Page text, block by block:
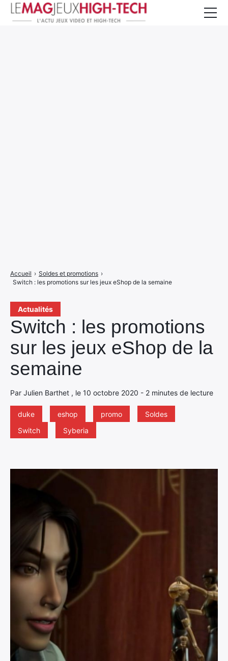
Actualités
Switch : les promotions
sur les jeux eShop de la
semaine
Par Julien Barthet , le 10 octobre 2020 - 2 minutes de lecture
duke eshop promo
Soldes
Switch
Syberia
Accueil › Soldes et promotions ›
Switch : les promotions sur les jeux eShop de la semaine